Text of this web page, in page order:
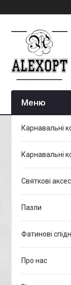
Карнавальні
Карнавальні
Святкові
Пазли
Фатинові
Про нас